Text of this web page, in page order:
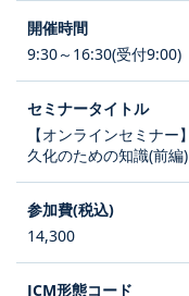
9:30～16:30(受付9:00)
【オンラインセミナ
久化のための知識(前編)
14,300